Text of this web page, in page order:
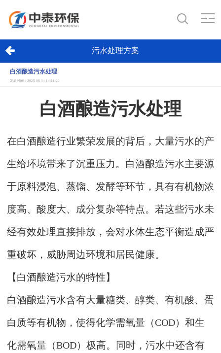
污水处理方案
白酒酿造污水处理
发表时间：2025-06-04 14:11:20
白酒酿造污水处理
在白酒酿造行业繁荣发展的背后，大量污水的产
生给环境带来了沉重压力。白酒酿造污水主要源
于原料浸泡、蒸馏、发酵等环节，具有有机物浓
度高、酸度大、成分复杂等特点。若这些污水未
经有效处理直接排放，会对水体生态平衡造成严
重破坏，威胁周边环境和居民健康。
【白酒酿造污水的特性】
白酒酿造污水含有大量糖类、醇类、有机酸、蛋
白质等有机物，使得化学需氧量（COD）和生
化需氧量（BOD）极高。同时，污水中还含有